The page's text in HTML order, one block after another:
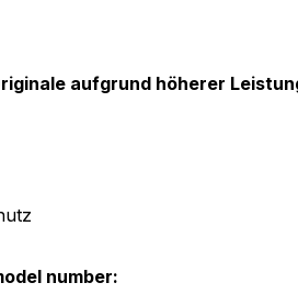
aufgrund höherer
number: